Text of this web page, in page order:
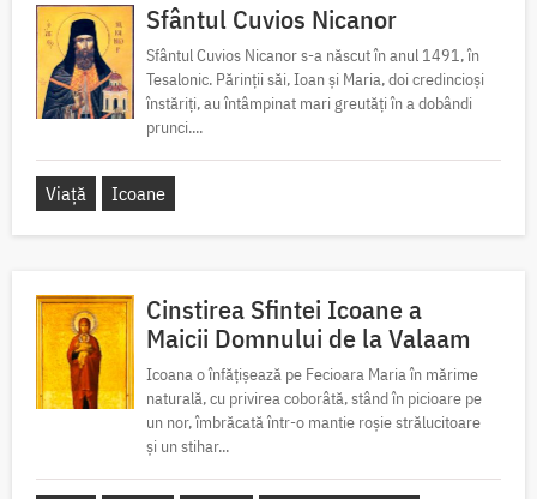
Sfântul Cuvios Nicanor
Sfântul Cuvios Nicanor s-a născut în anul 1491, în
Tesalonic. Părinții săi, Ioan și Maria, doi credincioși
înstăriți, au întâmpinat mari greutăți în a dobândi
prunci....
Viață Icoane
Cinstirea Sfintei Icoane a
Maicii Domnului de la Valaam
Icoana o înfățișează pe Fecioara Maria în mărime
naturală, cu privirea coborâtă, stând în picioare pe
un nor, îmbrăcată într-o mantie roșie strălucitoare
și un stihar...